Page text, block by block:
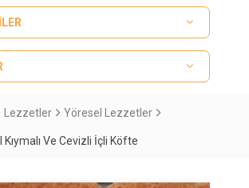
Lezzetler Yöresel Lezzetler
Kıymalı Ve Cevizli İçli Köfte